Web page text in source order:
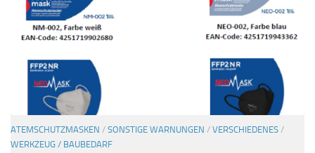
ATEMSCHUTZMASKEN / SONSTIGE WARNUNGEN / VERSCHIEDENES /
WERKZEUG / BAUBEDARF